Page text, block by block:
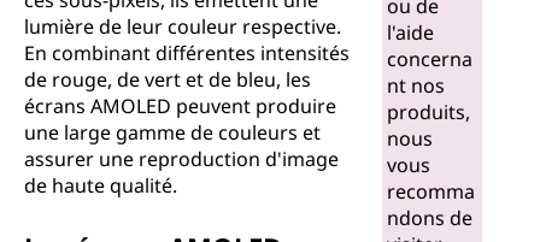
lumière de leur couleur respective.
En combinant différentes intensités
de rouge, de vert et de bleu, les
écrans AMOLED peuvent produire
une large gamme de couleurs et
assurer une reproduction d'image
de haute qualité.
ou de
l'aide
concerna
nt nos
produits,
nous
vous
recomma
ndons de